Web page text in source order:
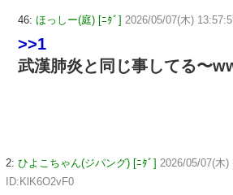
46: ほっしー(庭) [ﾆﾀﾞ] 2026/05/07(木)
>>1
武漢肺炎と同じ事してる〜
2: ひよこちゃん(ジパング) [ﾆﾀﾞ] 2026/05/07(木)
ID:KlK6O2vF0